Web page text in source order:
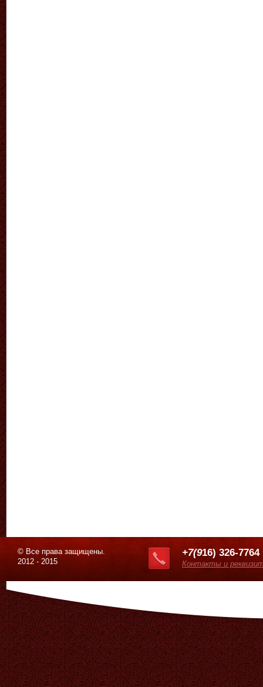
© Все права защищены.
2012 - 2015
+7(916) 326-7764
Контакты и